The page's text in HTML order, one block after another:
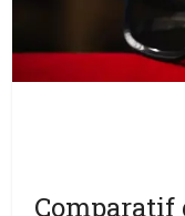
Comparatif